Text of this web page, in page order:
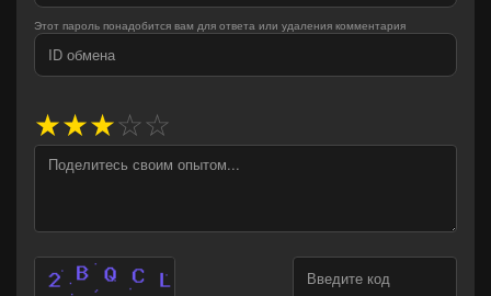
Этот пароль понадобится вам для ответа или удаления комментария
★★★☆☆